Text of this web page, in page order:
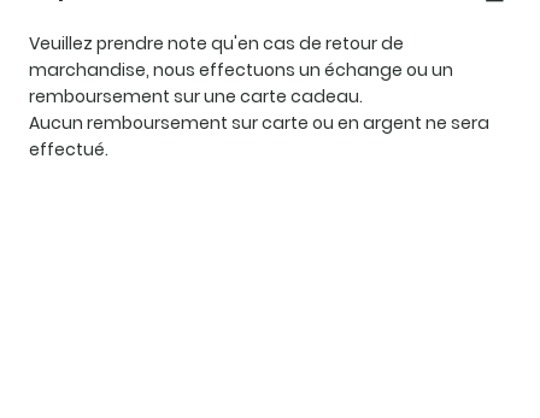
Veuillez prendre note qu'en cas de retour de
marchandise, nous effectuons un échange ou un
remboursement sur une carte cadeau.
Aucun remboursement sur carte ou en argent ne sera
effectué.